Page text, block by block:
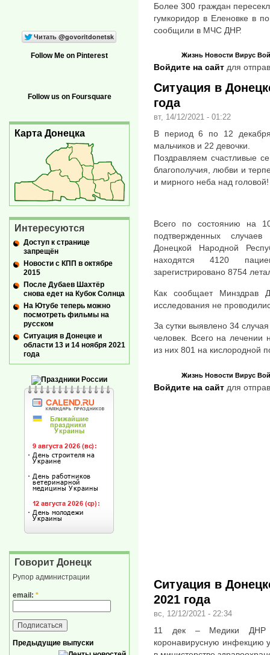
Более 300 граждан
гумкоридор в Еленовке в
сообщили в МЧС ДНР.
Жизнь Новости Вирус
Войдите на сайт для
Ситуация в
года
вт, 14/12/2021 - 01:22
В период 6 по 12
мальчиков и 22 девочки.
Поздравляем счастливые
благополучия, любви и
и мирного неба над головой!
Всего по состоянию на
подтвержденных
Донецкой Народной
находятся 4120
зарегистрировано 8754
Как сообщает Минздрав
исследования не
За сутки выявлено 34
человек. Всего на лечении
из них 801 на кислородной
Жизнь Новости Вирус
Войдите на сайт для
Ситуация в
2021 года
вс, 12/12/2021 - 22:34
11 дек – Медики ДНР в
коронавирусную инфекцию
Follow Me on Pinterest
Follow us on Foursquare
Карта Донецка
Интересуются
Доступ к странице
запрещён
Новости с КПП в октябре
2015
После Дубаев Шахтёр
снова едет на Кубок Солнца
На Ютубе теперь можно
посмотреть фильмы на
русском
Ситуация в Донецке и
области 13 и 14 ноября 2021
года
Говорит Донецк
Рупор администрации
email: *
Предыдущие выпуски